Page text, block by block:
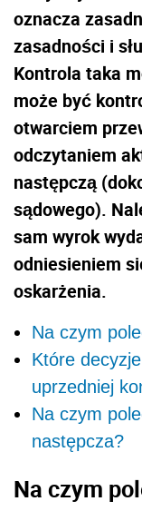
oznacza
zasadności i
Kontrola taka
może być
otwarciem
odczytaniem
następczą
sądowego).
sam wyrok
odniesieniem
oskarżenia.
Na czym
Które
uprzedniej
Na czym
następcza?
Na czym